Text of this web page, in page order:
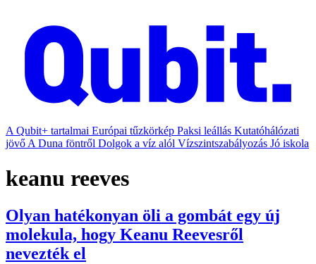
A Qubit+ tartalmai Európai tűzkörkép Paksi leállás Kutatóhálózati
jövő A Duna föntről Dolgok a víz alól Vízszintszabályozás Jó iskola
keanu reeves
Olyan hatékonyan öli a gombát egy új
molekula, hogy Keanu Reevesről
nevezték el